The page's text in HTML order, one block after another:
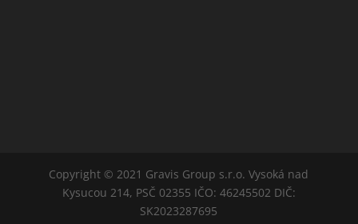
Copyright © 2021 Gravis Group s.r.o. Vysoká nad
Kysucou 214, PSČ 02355 IČO: 46245502 DIČ:
SK2023287695